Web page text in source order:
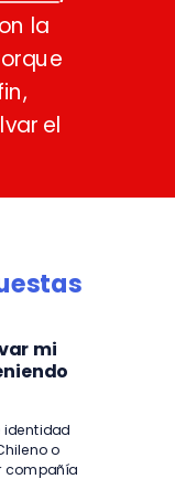
la
el
mi
identidad
o
compañía